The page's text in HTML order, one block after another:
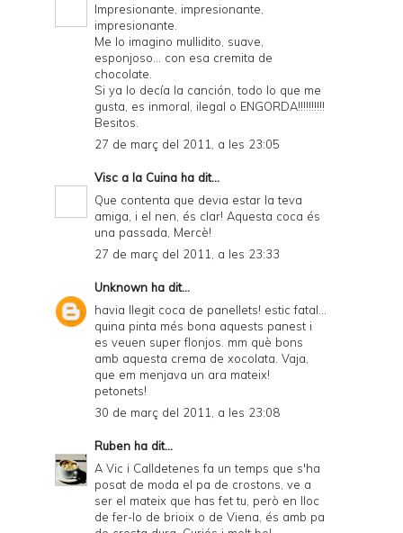
Impresionante, impresionante,
impresionante.
Me lo imagino mullidito, suave,
esponjoso... con esa cremita de
chocolate.
Si ya lo decía la canción, todo lo que me
gusta, es inmoral, ilegal o ENGORDA!!!!!!!!!!
Besitos.
27 de març del 2011, a les 23:05
Visc a la Cuina ha dit...
Que contenta que devia estar la teva
amiga, i el nen, és clar! Aquesta coca és
una passada, Mercè!
27 de març del 2011, a les 23:33
Unknown ha dit...
havia llegit coca de panellets! estic fatal...
quina pinta més bona aquests panest i
es veuen super flonjos. mm què bons
amb aquesta crema de xocolata. Vaja,
que em menjava un ara mateix!
petonets!
30 de març del 2011, a les 23:08
Ruben ha dit...
A Vic i Calldetenes fa un temps que s'ha
posat de moda el pa de crostons, ve a
ser el mateix que has fet tu, però en lloc
de fer-lo de brioix o de Viena, és amb pa